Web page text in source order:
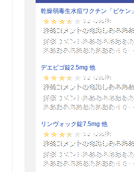
乾燥弱毒生水痘ワクチン「ビケン」
デエビゴ錠2.5mg 他
リンヴォック錠7.5mg 他